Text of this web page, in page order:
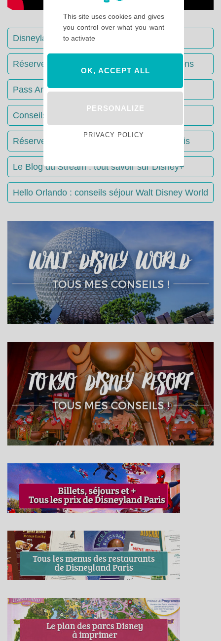
Disneyland Paris : Le guide complet
Réserver votre séjour : toutes les informations
Pass Annuels Disney : informations
Conseils & Astuces Disneyland Paris
Réserver votre restaurant à Disneyland Paris
Le Blog du Stream : tout savoir sur Disney+
Hello Orlando : conseils séjour Walt Disney World
This site uses cookies and gives
you control over what you want
to activate
OK, ACCEPT ALL
PERSONALIZE
PRIVACY POLICY